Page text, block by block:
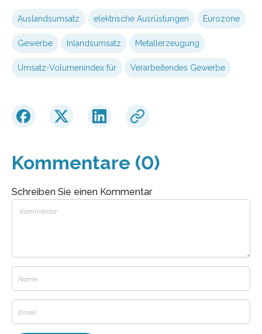
Auslandsumsatz elektrische Ausrüstungen Eurozone
Gewerbe Inlandsumsatz Metallerzeugung
Umsatz-Volumenindex für Verarbeitendes Gewerbe
Kommentare (0)
Schreiben Sie einen Kommentar